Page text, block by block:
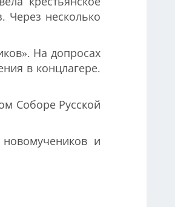
Через несколько
На допросах
в концлагере.
Соборе Русской
и